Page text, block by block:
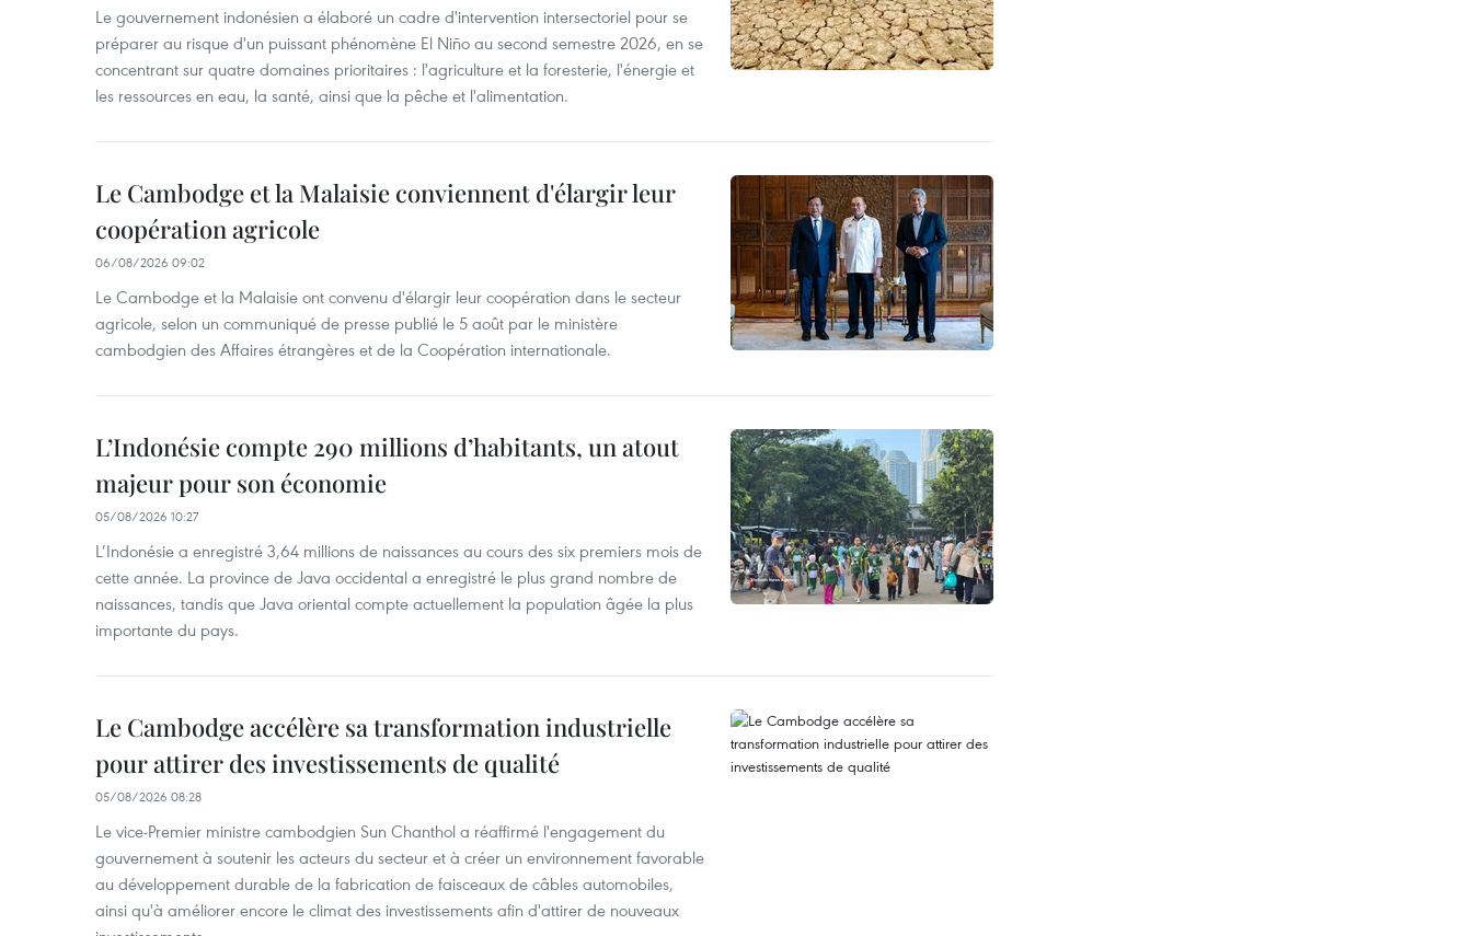
Le gouvernement indonésien a élaboré un cadre d'intervention intersectoriel pour se
préparer au risque d'un puissant phénomène El Niño au second semestre 2026, en se
concentrant sur quatre domaines prioritaires : l'agriculture et la foresterie, l'énergie et
les ressources en eau, la santé, ainsi que la pêche et l'alimentation.
Le Cambodge et la Malaisie conviennent d'élargir leur
coopération agricole
06/08/2026 09:02
Le Cambodge et la Malaisie ont convenu d'élargir leur coopération dans le secteur
agricole, selon un communiqué de presse publié le 5 août par le ministère
cambodgien des Affaires étrangères et de la Coopération internationale.
L’Indonésie compte 290 millions d’habitants, un atout
majeur pour son économie
05/08/2026 10:27
L’Indonésie a enregistré 3,64 millions de naissances au cours des six premiers mois de
cette année. La province de Java occidental a enregistré le plus grand nombre de
naissances, tandis que Java oriental compte actuellement la population âgée la plus
importante du pays.
Le Cambodge accélère sa transformation industrielle
pour attirer des investissements de qualité
05/08/2026 08:28
Le vice-Premier ministre cambodgien Sun Chanthol a réaffirmé l'engagement du
gouvernement à soutenir les acteurs du secteur et à créer un environnement favorable
au développement durable de la fabrication de faisceaux de câbles automobiles,
ainsi qu'à améliorer encore le climat des investissements afin d'attirer de nouveaux